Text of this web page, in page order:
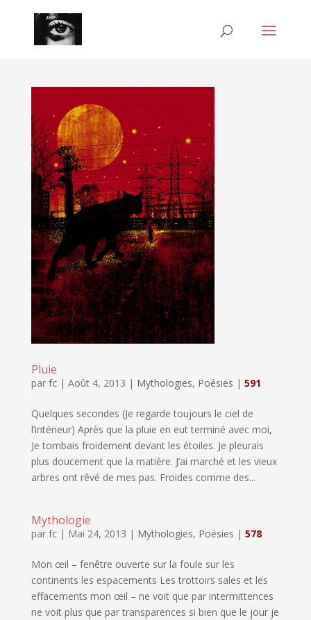
Pluie
par fc| Août 4, 2013 | Mythologies, Poésies | 591
Quelques secondes (Je regarde toujours le ciel de
l’intérieur) Après que la pluie en eut terminé avec moi,
Je tombais froidement devant les étoiles. Je pleurais
plus doucement que la matière. J’ai marché et les vieux
arbres ont rêvé de mes pas. Froides comme des...
Mythologie
par fc| Mai 24, 2013 | Mythologies, Poésies | 578
Mon œil – fenêtre ouverte sur la foule sur les
continents les espacements Les trottoirs sales et les
effacements mon œil – ne voit que par intermittences
ne voit plus que par transparences si bien que le jour je